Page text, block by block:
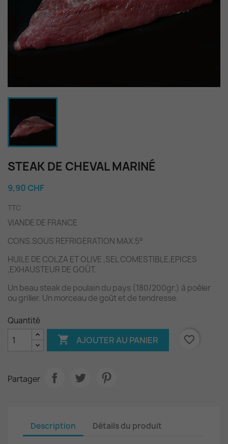
STEAK DE CHEVAL MARINÉ
9,90 CHF
TTC
VIANDE DE FRANCE
CONS.SOUS REFRIGERATION MAX.5°
HUILE DE COLZA ET OLIVE ,SEL COMESTIBLE,EPICES
,EXHAUSTEUR DE GOÛT.
Un beau steak de poulain du pays (180/200gr.) à poêler
ou griller. Un morceau de goût et de tendresse.
Quantité
 AJOUTER AU PANIER favorite_border
Partager
Description Détails du produit